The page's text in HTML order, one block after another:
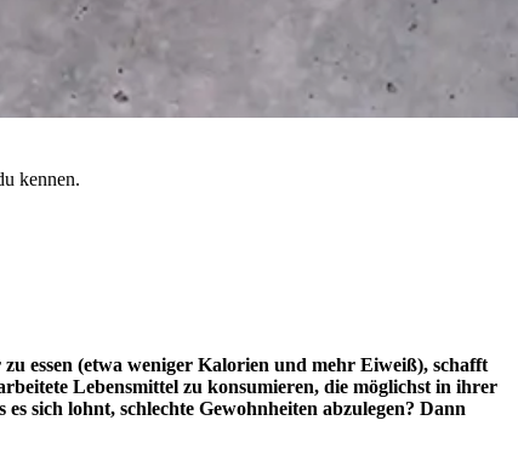
kennen.
essen (etwa weniger Kalorien und mehr Eiweiß), schafft
Lebensmittel zu konsumieren, die möglichst in ihrer
sich lohnt, schlechte Gewohnheiten abzulegen? Dann